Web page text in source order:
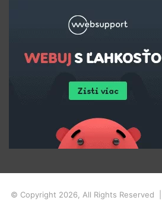
© Copyright 2026, All Rights Reserved |